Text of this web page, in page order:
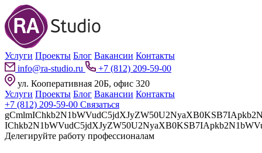
Услуги Проекты Блог Вакансии Контакты
info@ra-studio.ru
+7 (812) 209-59-00
ул. Кооперативная 20Б, офис 320
Услуги Проекты Блог Вакансии Контакты
+7 (812) 209-59-00 Связаться
Делегируйте работу профессионалам